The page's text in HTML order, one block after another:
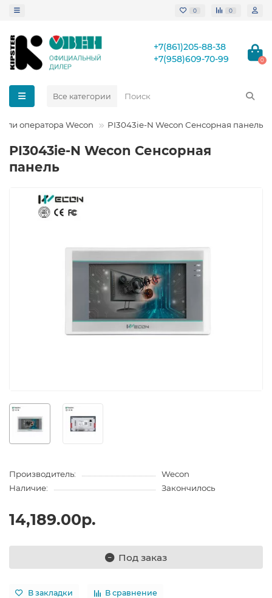
0 0
+7(861)205-88-38
+7(958)609-70-99
0
Все категории
оператора Wecon PI3043ie-N Wecon Сенсорная панель
PI3043ie-N Wecon Сенсорная
панель
Производитель:
Wecon
Наличие:
Закончилось
14,189.00р.
Под заказ
В закладки В сравнение